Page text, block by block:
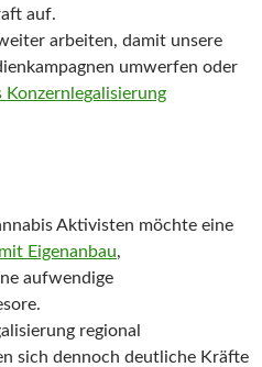
auf.
arbeiten, damit unsere
umwerfen oder
Konzernlegalisierung
Aktivisten möchte eine
Eigenanbau,
aufwendige
regional
sich dennoch deutliche Kräfte